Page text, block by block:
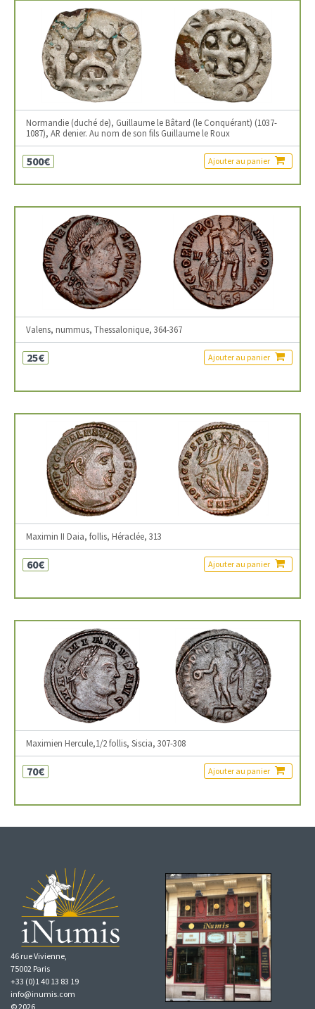
Normandie (duché de), Guillaume le Bâtard (le Conquérant) (1037-
1087), AR denier. Au nom de son fils Guillaume le Roux
500€ Ajouter au panier
Valens, nummus, Thessalonique, 364-367
25€ Ajouter au panier
Maximin II Daia, follis, Héraclée, 313
60€ Ajouter au panier
Maximien Hercule,1/2 follis, Siscia, 307-308
70€ Ajouter au panier
46 rue Vivienne,
75002 Paris
+33 (0)1 40 13 83 19
info@inumis.com
© 2026